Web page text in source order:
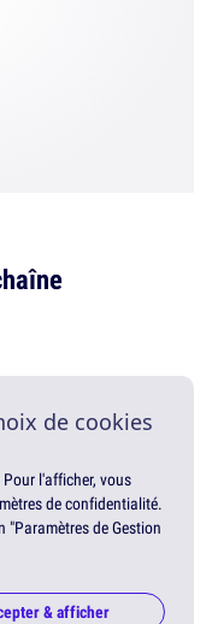
de cookies
l'afficher, vous
de confidentialité.
"Paramètres de Gestion
& afficher